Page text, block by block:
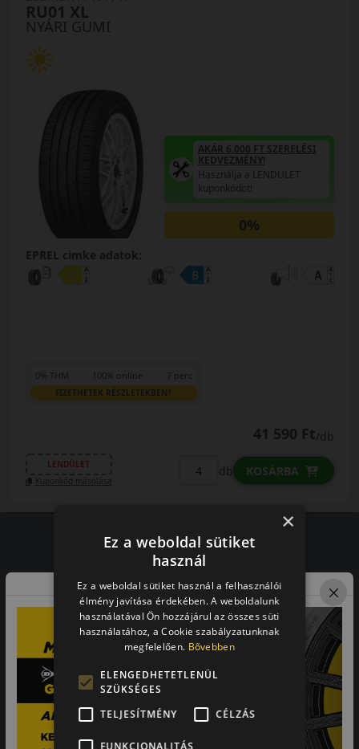
NYÁRI GUMI
RU01 XL
AKÁR 6.000 FT SZERELÉSI
KEDVEZMÉNY!
Használja a LENDÜLET
kuponkódot!
0%
EPREL cimke adatok:
0% THM 100% online 7 perc
FIZETHETEK RÉSZLETEKBEN?
41 590 Ft/db
LENDÜLET
Kuponkód másolása
db KOSÁRBA
Vásárlói vélemények
97.76%
a vásárlók közül ajánlaná ismerősének ezt a boltot.
Laca
×
Ez a weboldal sütiket
használ
Ez a weboldal sütiket használ a felhasználói
élmény javítása érdekében. A weboldalunk
használatával Ön hozzájárul az összes süti
használatához, a Cookie szabályzatunknak
megfelelően. Bővebben
ELENGEDHETETLENÜL
SZÜKSÉGES
TELJESÍTMÉNY
CÉLZÁS
FUNKCIONALITÁS